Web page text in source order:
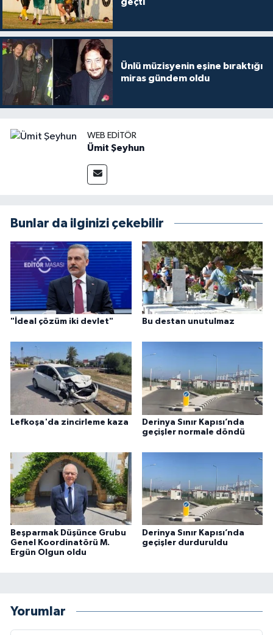
Ünlü müzisyenin eşine bıraktığı
miras gündem oldu
WEB EDITÖR
Ümit Şeyhun
Bunlar da ilginizi çekebilir
"İdeal çözüm iki devlet" Bu destan unutulmaz
Lefkoşa'da zincirleme kaza
Derinya Sınır Kapısı’nda
geçişler normale döndü
Beşparmak Düşünce Grubu
Genel Koordinatörü M.
Ergün Olgun oldu
Derinya Sınır Kapısı’nda
geçişler durduruldu
Yorumlar